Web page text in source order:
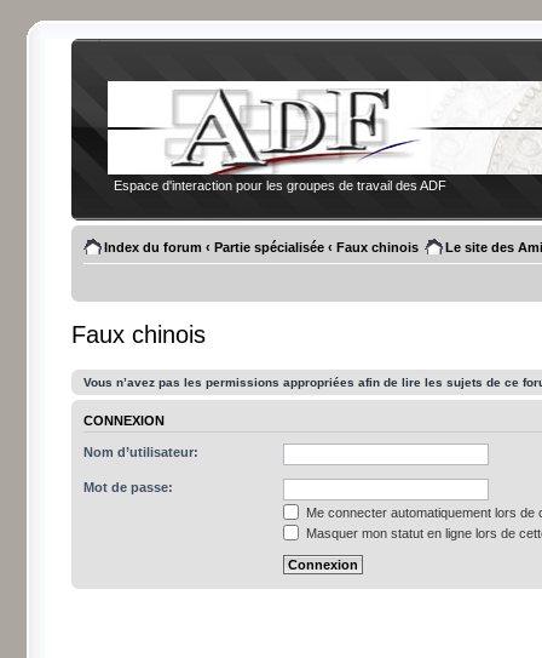
Espace d'interaction pour les groupes de travail des ADF
Index du forum ‹ Partie spécialisée ‹ Faux chinois Le site des
Faux chinois
Vous n’avez pas les permissions appropriées afin de lire les sujets de ce
CONNEXION
Nom d’utilisateur:
Mot de passe:
Me connecter automatiquement lors de
Masquer mon statut en ligne lors de